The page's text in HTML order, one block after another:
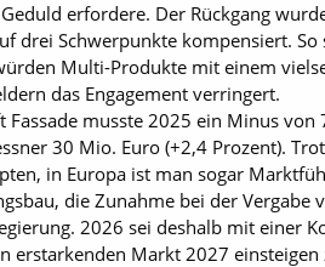
erfordere. Der Rückgang
drei Schwerpunkte kompensiert.
Multi-Produkte mit einem
das Engagement verringert.
Fassade musste 2025 ein Minus
30 Mio. Euro (+2,4 Prozent).
in Europa ist man sogar
die Zunahme bei der
2026 sei deshalb mit einer
erstarkenden Markt 2027